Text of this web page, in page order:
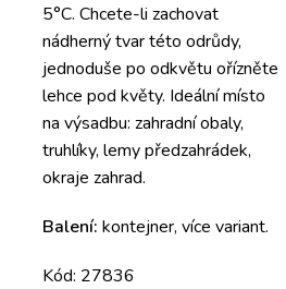
5°C. Chcete-li zachovat
nádherný tvar této odrůdy,
jednoduše po odkvětu ořízněte
lehce pod květy. Ideální místo
na výsadbu: zahradní obaly,
truhlíky, lemy předzahrádek,
okraje zahrad.
Balení: kontejner, více variant.
Kód: 27836